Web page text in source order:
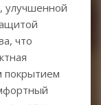
улучшенной
что
покрытием